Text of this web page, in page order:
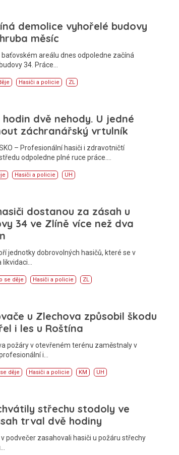
demolice vyhořelé budovy
měsíc
baťovském areálu dnes odpoledne začíná
34. Práce…
Hasiči a policie ZL
hodin dvě nehody. U jedné
záchranářský vrtulník
– Profesionální hasiči i zdravotničtí
odpoledne plné ruce práce.…
Hasiči a policie UH
dostanou za zásah u
34 ve Zlíně více než dva
jednotky dobrovolných hasičů, které se v
likvidaci…
se děje Hasiči a policie ZL
u Zlechova způsobil škodu
i les u Roštína
požáry v otevřeném terénu zaměstnaly v
i…
děje Hasiči a policie KM UH
střechu stodoly ve
trval dvě hodiny
v podvečer zasahovali hasiči u požáru střechy